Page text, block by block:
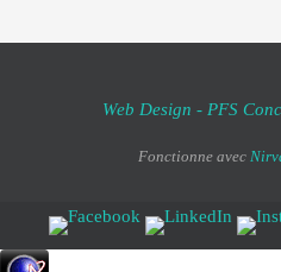
Web Design - PFS
Fonctionne avec